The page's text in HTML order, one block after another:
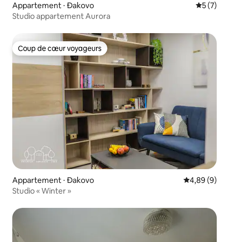
Appartement ⋅ Đakovo
5 (7)
Studio appartement Aurora
Coup de cœur voyageurs
Coup de cœur voyageurs
Appartement ⋅ Đakovo Évaluation
4,89 (9)
Studio « Winter »